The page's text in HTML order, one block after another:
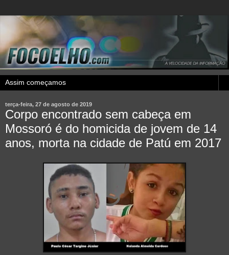
terça-feira, 27 de agosto de 2019
Corpo encontrado sem cabeça em
Mossoró é do homicida de jovem de 14
anos, morta na cidade de Patú em 2017